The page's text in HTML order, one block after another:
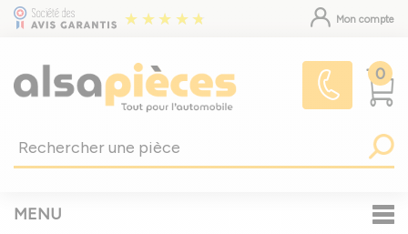
Mon compte
0
MENU